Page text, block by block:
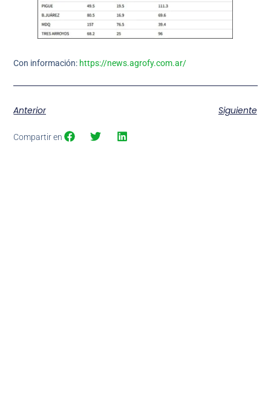
Con información: https://news.agrofy.com.ar/
Anterior Siguiente
Compartir en